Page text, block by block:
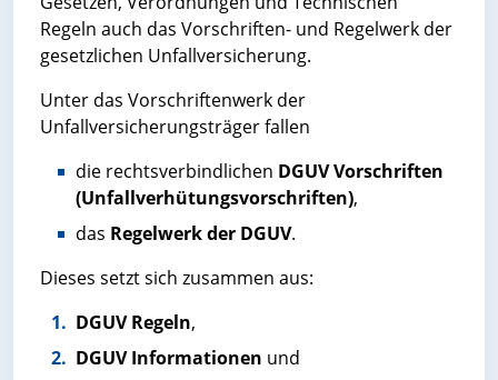
Regeln auch das Vorschriften- und Regelwerk der
gesetzlichen Unfallversicherung.
Unter das Vorschriftenwerk der
Unfallversicherungsträger fallen
die rechtsverbindlichen DGUV Vorschriften
(Unfallverhütungsvorschriften),
das Regelwerk der DGUV.
Dieses setzt sich zusammen aus:
DGUV Regeln,
DGUV Informationen und